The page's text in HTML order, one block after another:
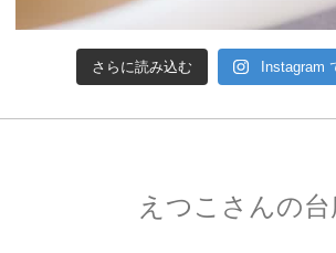
さらに読み込む Instagram
えつこさんの台